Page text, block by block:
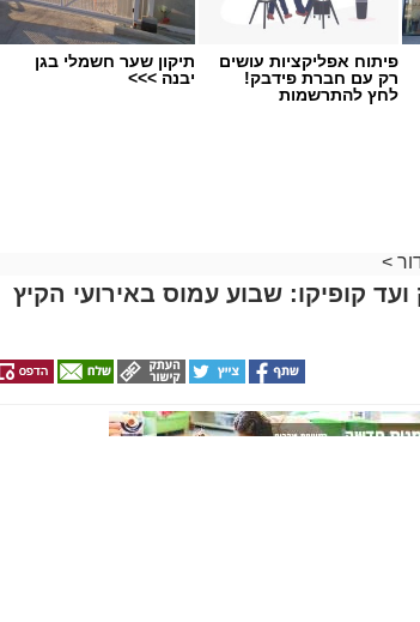
כבר לבד", לצד שירים שכתב לאחרים ובהם "בגללך"
לממש את ההטבה מוזמנים ליצור קשר עם מוקד
את שם היישוב שבו הם מתגוררים ולרכוש כרטיס במחיר
פיתוח אפליקציות עושים
רק עם חברת פידבק!
לחץ להתרשמות
תיקון שער חשמלי בגן
יבנה >>>
>
קופיקו: שבוע עמוס באירועי הקיץ